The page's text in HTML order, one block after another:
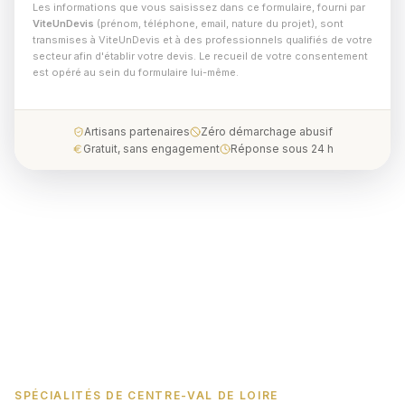
Les informations que vous saisissez dans ce formulaire, fourni par
ViteUnDevis (prénom, téléphone, email, nature du projet), sont
transmises à ViteUnDevis et à des professionnels qualifiés de votre
secteur afin d'établir votre devis. Le recueil de votre consentement
est opéré au sein du formulaire lui-même.
Artisans partenaires
Zéro démarchage abusif
Gratuit, sans engagement
Réponse sous 24 h
SPÉCIALITÉS DE CENTRE-VAL DE LOIRE